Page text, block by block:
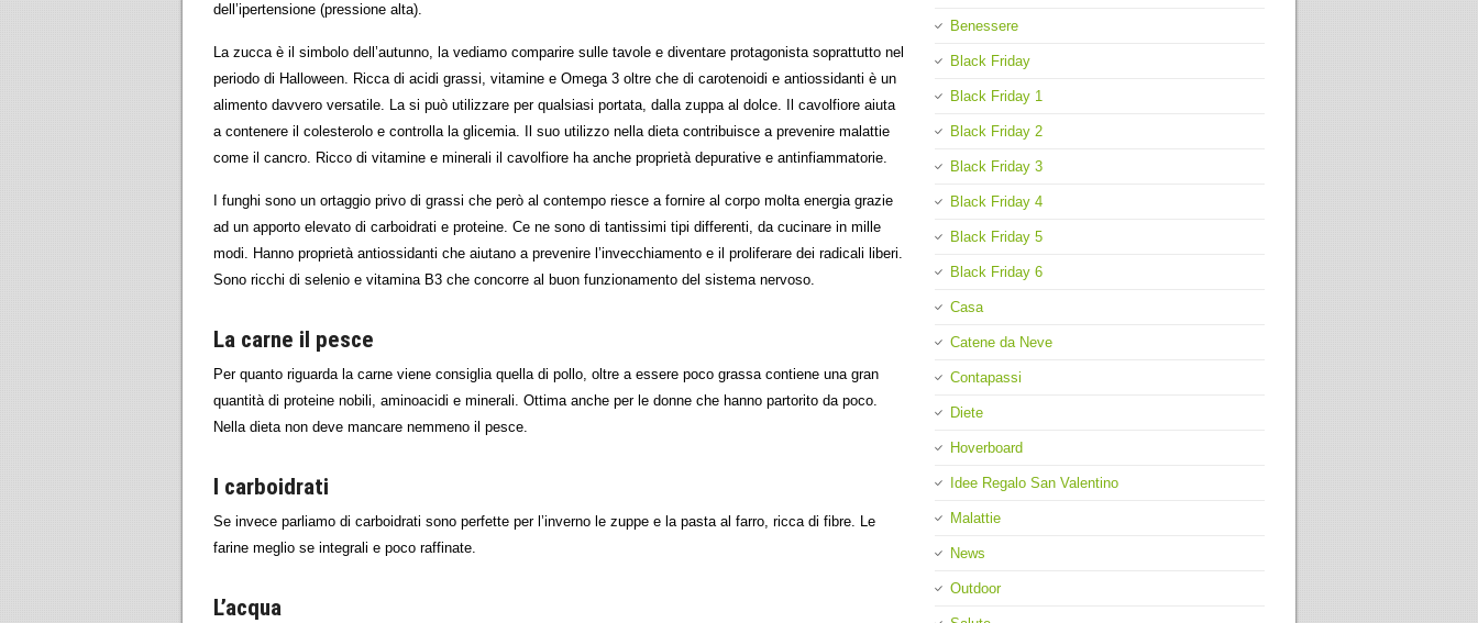
dell’ipertensione (pressione alta).
La zucca è il simbolo dell’autunno, la vediamo comparire sulle tavole e diventare protagonista soprattutto nel
periodo di Halloween. Ricca di acidi grassi, vitamine e Omega 3 oltre che di carotenoidi e antiossidanti è un
alimento davvero versatile. La si può utilizzare per qualsiasi portata, dalla zuppa al dolce. Il cavolfiore aiuta
a contenere il colesterolo e controlla la glicemia. Il suo utilizzo nella dieta contribuisce a prevenire malattie
come il cancro. Ricco di vitamine e minerali il cavolfiore ha anche proprietà depurative e antinfiammatorie.
I funghi sono un ortaggio privo di grassi che però al contempo riesce a fornire al corpo molta energia grazie
ad un apporto elevato di carboidrati e proteine. Ce ne sono di tantissimi tipi differenti, da cucinare in mille
modi. Hanno proprietà antiossidanti che aiutano a prevenire l’invecchiamento e il proliferare dei radicali liberi.
Sono ricchi di selenio e vitamina B3 che concorre al buon funzionamento del sistema nervoso.
La carne il pesce
Per quanto riguarda la carne viene consiglia quella di pollo, oltre a essere poco grassa contiene una gran
quantità di proteine nobili, aminoacidi e minerali. Ottima anche per le donne che hanno partorito da poco.
Nella dieta non deve mancare nemmeno il pesce.
I carboidrati
Se invece parliamo di carboidrati sono perfette per l’inverno le zuppe e la pasta al farro, ricca di fibre. Le
farine meglio se integrali e poco raffinate.
L’acqua
Benessere
Black Friday
Black Friday 1
Black Friday 2
Black Friday 3
Black Friday 4
Black Friday 5
Black Friday 6
Casa
Catene da Neve
Contapassi
Diete
Hoverboard
Idee Regalo San Valentino
Malattie
News
Outdoor